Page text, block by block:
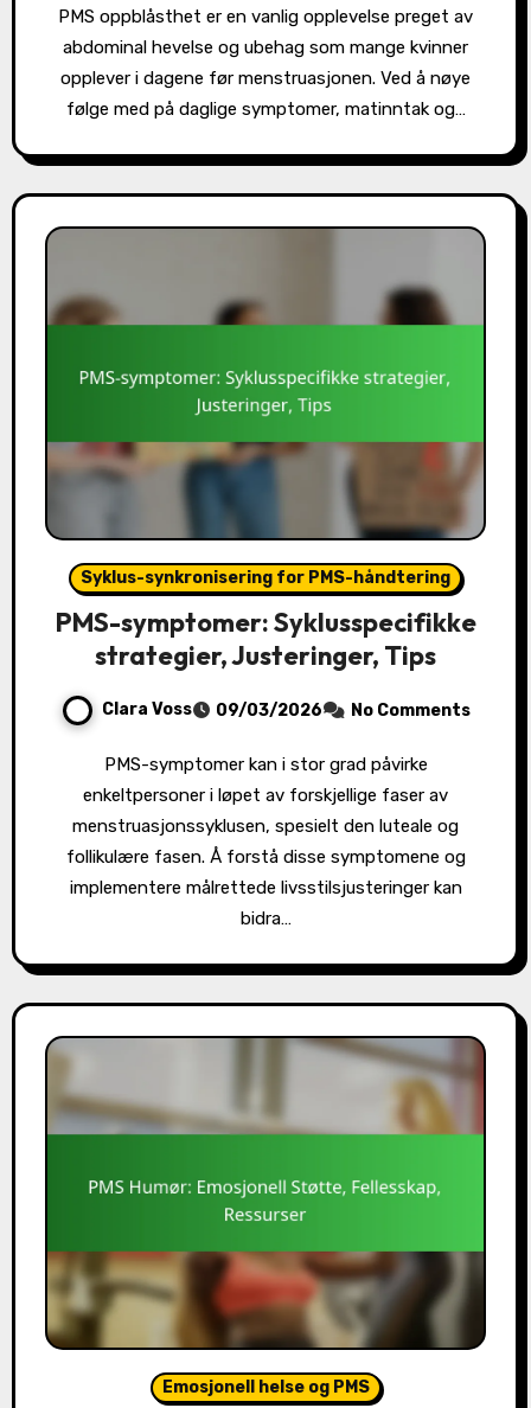
PMS oppblåsthet er en vanlig opplevelse preget av
abdominal hevelse og ubehag som mange kvinner
opplever i dagene før menstruasjonen. Ved å nøye
følge med på daglige symptomer, matinntak og…
Syklus-synkronisering for PMS-håndtering
PMS-symptomer: Syklusspecifikke
strategier, Justeringer, Tips
Clara Voss 09/03/2026 No Comments
PMS-symptomer kan i stor grad påvirke
enkeltpersoner i løpet av forskjellige faser av
menstruasjonssyklusen, spesielt den luteale og
follikulære fasen. Å forstå disse symptomene og
implementere målrettede livsstilsjusteringer kan
bidra…
Emosjonell helse og PMS